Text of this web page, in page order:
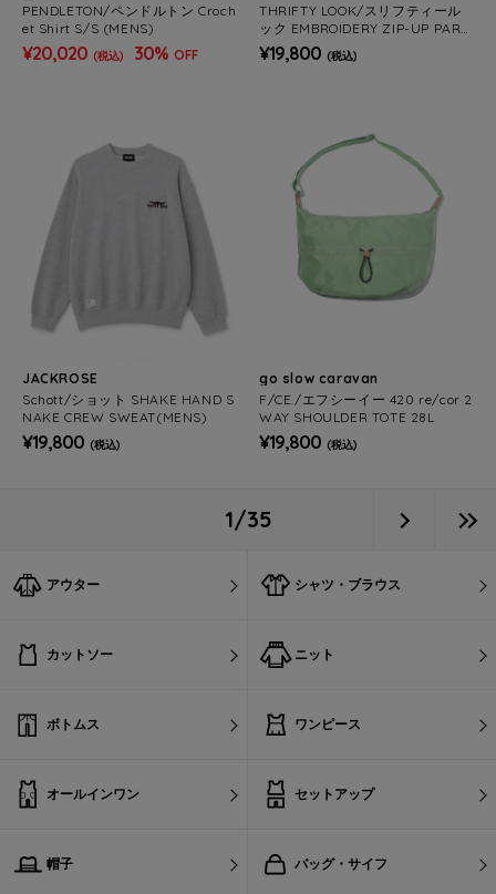
PENDLETON/ペンドルトン Croch
et Shirt S/S (MENS)
¥20,020 (税込) 30% OFF
THRIFTY LOOK/スリフティール
ック EMBROIDERY ZIP-UP PARK
A(MENS)
¥19,800 (税込)
JACKROSE
Schott/ショット SHAKE HAND S
NAKE CREW SWEAT(MENS)
¥19,800 (税込)
go slow caravan
F/CE./エフシーイー 420 re/cor 2
WAY SHOULDER TOTE 28L
¥19,800 (税込)
1/35
アウター シャツ・ブラウス
カットソー ニット
ボトムス ワンピース
オールインワン セットアップ
帽子 バッグ・サイフ